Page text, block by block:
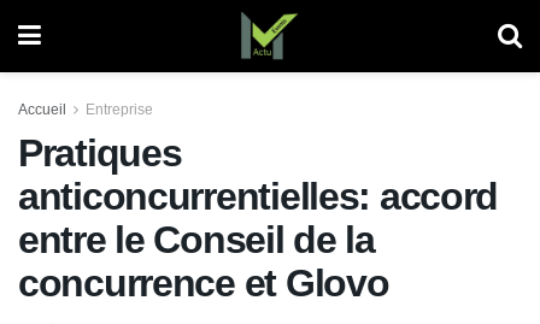
Accueil Entreprise
Pratiques
anticoncurrentielles: accord
entre le Conseil de la
concurrence et Glovo